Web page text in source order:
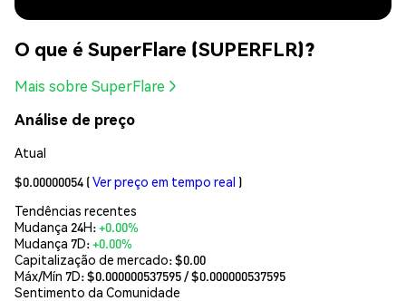
O que é SuperFlare (SUPERFLR)?
Mais sobre SuperFlare
Análise de preço
Atual
$0.00000054 (Ver preço em tempo real )
Tendências recentes
Mudança 24H:+0.00%
Mudança 7D:+0.00%
Capitalização de mercado:$0.00
Máx/Mín 7D: $0.000000537595/ $0.000000537595
Sentimento da Comunidade